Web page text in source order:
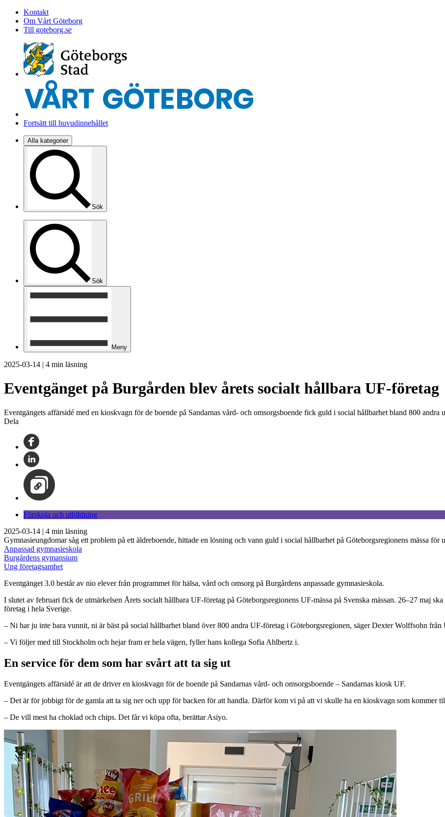
Kontakt
Om Vårt Göteborg
Till goteborg.se
Fortsätt till huvudinnehållet
Alla kategorier
Sök
Sök
Meny
2025-03-14 | 4 min läsning
Eventgänget på Burgården blev årets socialt hållbara UF-företag
Eventgängets affärsidé med en kioskvagn för de boende på Sandarnas vård- och omsorgsboende fick guld i social hållbarhet bland 800
Dela
Förskola och utbildning
2025-03-14 | 4 min läsning
Gymnasieungdomar såg ett problem på ett äldreboende, hittade en lösning och vann guld i social hållbarhet på Göteborgsregionens mässa för
Anpassad gymnasieskola
Burgårdens gymansium
Ung företagsamhet
Eventgänget 3.0 består av nio elever från programmet för hälsa, vård och omsorg på Burgårdens anpassade gymnasieskola.
I slutet av februari fick de utmärkelsen Årets socialt hållbara UF-företag på Göteborgsregionens UF-mässa på Svenska mässan. 26–27 maj
företag i hela Sverige.
– Ni har ju inte bara vunnit, ni är bäst på social hållbarhet bland över 800 andra UF-företag i Göteborgsregionen, säger Dexter Wolffsohn
– Vi följer med till Stockholm och hejar fram er hela vägen, fyller hans kollega Sofia Ahlbertz i.
En service för dem som har svårt att ta sig ut
Eventgängets affärsidé är att de driver en kioskvagn för de boende på Sandarnas vård- och omsorgsboende – Sandarnas kiosk UF.
– Det är för jobbigt för de gamla att ta sig ner och upp för backen för att handla. Därför kom vi på att vi skulle ha en kioskvagn som kommer
– De vill mest ha choklad och chips. Det får vi köpa ofta, berättar Asiyo.